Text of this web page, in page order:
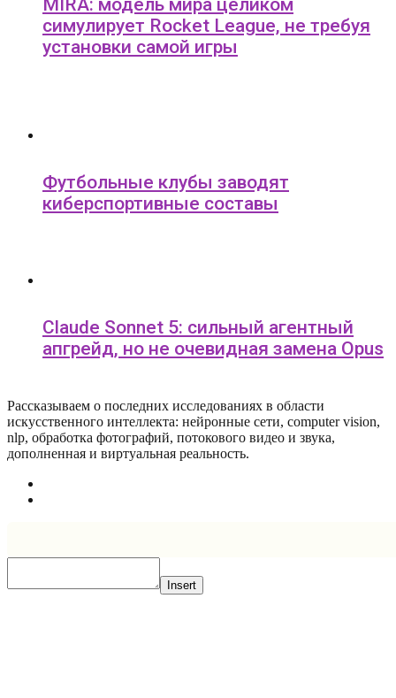
MIRA: модель мира целиком
симулирует Rocket League, не требуя
установки самой игры
Футбольные клубы заводят
киберспортивные составы
Claude Sonnet 5: сильный агентный
апгрейд, но не очевидная замена Opus
Рассказываем о последних исследованиях в области
искусcтвенного интеллекта: нейронные сети, computer vision,
nlp, обработка фотографий, потокового видео и звука,
дополненная и виртуальная реальность.
Insert